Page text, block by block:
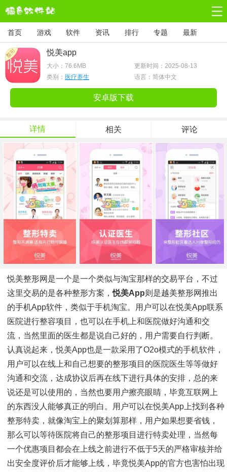
首页 游戏 软件 资讯 排行 专题 最新
悦美app
大小： 76.6MB
更新时间：2025-08-13
类别： 医疗养生 语言：简体中文
安卓版下载
详情 相关 评论
悦美整形网是一个是一个类似与淘宝那样的交易平台，不过
这里交易的是各种整形方案，悦美app则是越美整形网推出
的手机app软件，类似于手机淘宝。用户可以在悦美app联系
医院进行整容项目，也可以在手机上和医院做好沟通和交
流，当然里面的医生都是说自己好的，用户需要自行判断。
认真说起来，悦美app也是一款采用了o2o模式的手机软件，
用户可以在线上和自己想要的整形项目的医院医生等等做好
沟通和交流，达成协议后再在线下进行具体的安排，总的来
说还是可以使用的，当然也要用户擦亮眼睛，毕竟互联网上
的东西没人能够真正的明白。用户可以在悦美app上找到各种
整形特卖，就像淘宝上的聚划算那样，用户如果想要省钱，
那么可以等待医院将自己的整形项目进行特卖处理，当然每
一个优惠项目都会在上线之前进行不低于5天的严格审核并给
出安全度评价后才能够上线，毕竟悦美app的官方也害怕出现